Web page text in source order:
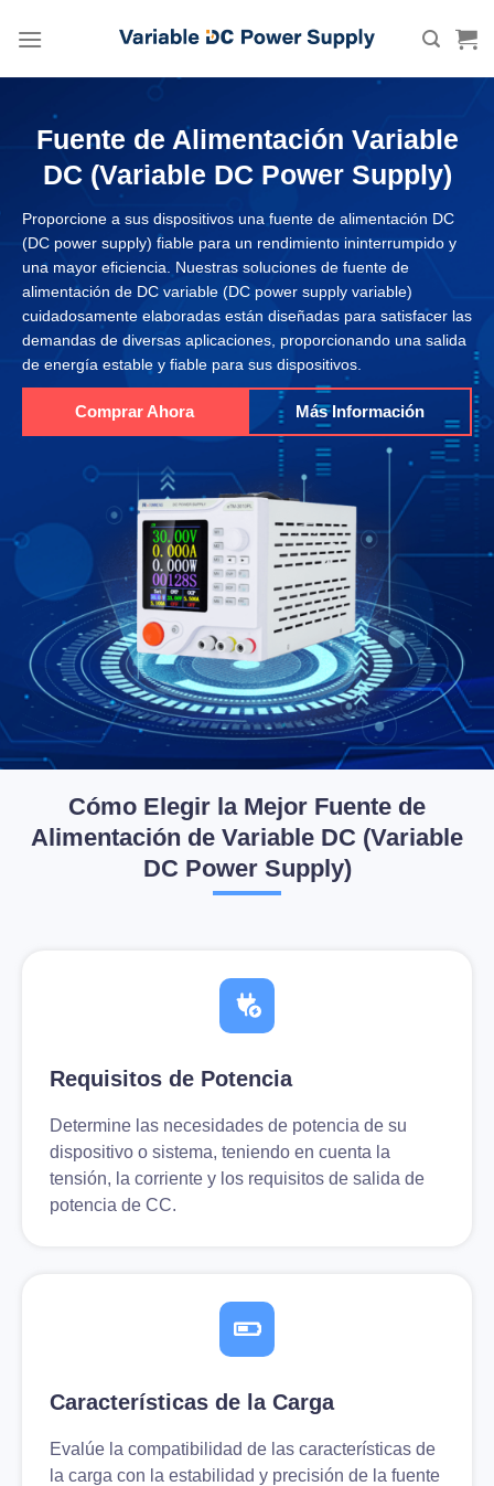
Fuente de Alimentación Variable
DC(Variable DC Power Supply)
Proporcione a sus dispositivos una fuente de alimentación DC
(DC power supply) fiable para un rendimiento ininterrumpido y
una mayor eficiencia. Nuestras soluciones de fuente de
alimentación de DC variable (DC power supply variable)
cuidadosamente elaboradas están diseñadas para satisfacer las
demandas de diversas aplicaciones, proporcionando una salida
de energía estable y fiable para sus dispositivos.
Comprar Ahora Más Información
Cómo Elegir la Mejor Fuente de
Alimentación de Variable DC (Variable
DC Power Supply)
Requisitos de Potencia
Determine las necesidades de potencia de su
dispositivo o sistema, teniendo en cuenta la
tensión, la corriente y los requisitos de salida de
potencia de CC.
Características de la Carga
Evalúe la compatibilidad de las características de
la carga con la estabilidad y precisión de la fuente